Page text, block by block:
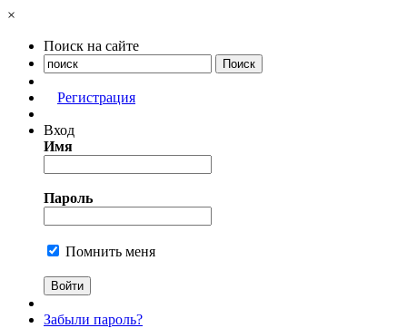
×
Поиск на сайте
Регистрация
Вход
Имя
Пароль
Помнить меня
Забыли пароль?